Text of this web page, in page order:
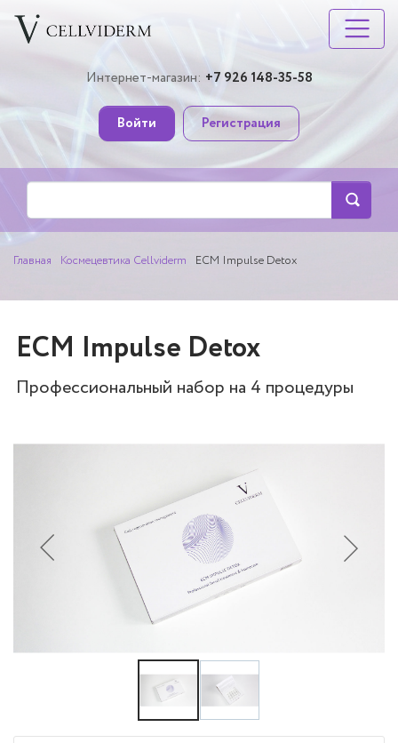
Интернет-магазин: +7 926 148-35-58
Войти Регистрация
Главная Космецевтика Cellviderm ECM Impulse Detox
ECM Impulse Detox
Профессиональный набор на 4 процедуры